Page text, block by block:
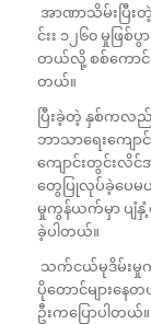
အာဏာသိမ်းပြီး
င်းး ၁၂၆၀ မှုဖြ
တယ်လို့ စစ်ကောင်စီ
တယ်။
ပြီးခဲ့တဲ့ နှစ်ကလည်
ဘာသာရေးကျေ
ကျောင်းတွင်းလိ
တွေပြုလုပ်ခဲ့ပေမယ့်
မှုကွန်ယက်မှာ ပျံနှံ့
ခဲ့ပါတယ်။
သက်ငယ်မုဒိမ်းမှုက
ပိုတောင်များန
ဦးကပြောပါတယ်။